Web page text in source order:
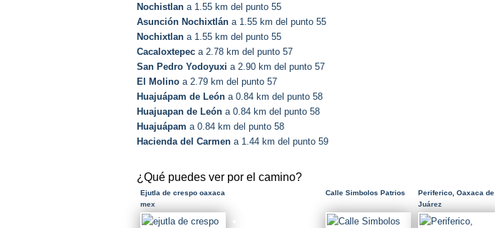
Nochistlan a 1.55 km del punto 55
Asunción Nochixtlán a 1.55 km del punto 55
Nochixtlan a 1.55 km del punto 55
Cacaloxtepec a 2.78 km del punto 57
San Pedro Yodoyuxi a 2.90 km del punto 57
El Molino a 2.79 km del punto 57
Huajuápam de León a 0.84 km del punto 58
Huajuapan de León a 0.84 km del punto 58
Huajuápam a 0.84 km del punto 58
Hacienda del Carmen a 1.44 km del punto 59
¿Qué puedes ver por el camino?
Ejutla de crespo oaxaca
mex
Calle Simbolos Patrios
Periferico, Oaxaca de
Juárez